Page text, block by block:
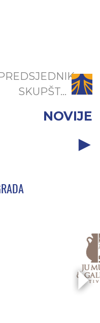
SKUPŠT...
NOVIJE